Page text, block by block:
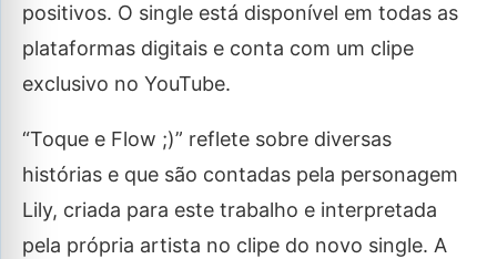
positivos. O single está disponível em todas as
plataformas digitais e conta com um clipe
exclusivo no YouTube.
“Toque e Flow ;)” reflete sobre diversas
histórias e que são contadas pela personagem
Lily, criada para este trabalho e interpretada
pela própria artista no clipe do novo single. A